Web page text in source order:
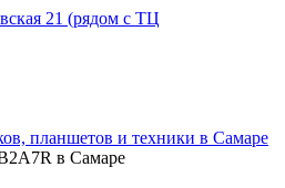
21 (рядом с ТЦ
планшетов и техники в Самаре
в Самаре